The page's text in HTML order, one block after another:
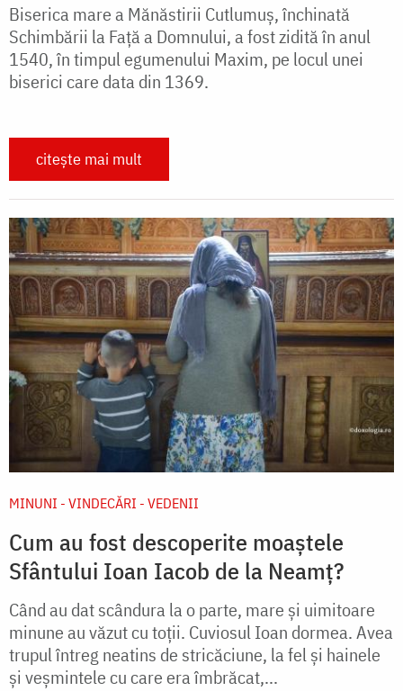
Biserica mare a Mănăstirii Cutlumuş, închinată
Schimbării la Faţă a Domnului, a fost zidită în anul
1540, în timpul egumenului Maxim, pe locul unei
biserici care data din 1369.
citește mai mult
MINUNI - VINDECĂRI - VEDENII
Cum au fost descoperite moaștele
Sfântului Ioan Iacob de la Neamț?
Când au dat scândura la o parte, mare și uimitoare
minune au văzut cu toții. Cuviosul Ioan dormea. Avea
trupul întreg neatins de stricăciune, la fel și hainele
și veșmintele cu care era îmbrăcat,...